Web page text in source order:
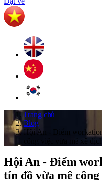
Trang chủ
Blog
Hội An - Điểm
công việc vừa mê xê dịch
Hội An - Điểm
tín đồ vừa mê